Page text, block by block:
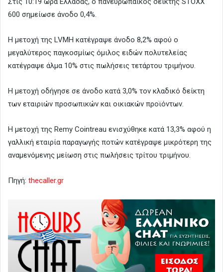
600 σημείωσε άνοδο 0,4%.
Η μετοχή της LVMH κατέγραψε άνοδο 8,2% αφού ο
μεγαλύτερος παγκοσμίως όμιλος ειδών πολυτελείας
κατέγραψε άλμα 10% στις πωλήσεις τετάρτου τριμήνου.
Η μετοχή οδήγησε σε άνοδο κατά 3,0% τον κλαδικό δείκτη
των εταιριών προσωπικών και οικιακών προϊόντων.
Η μετοχή της Remy Cointreau ενισχύθηκε κατά 13,3% αφού η
γαλλική εταιρία παραγωγής ποτών κατέγραψε μικρότερη της
αναμενόμενης μείωση στις πωλήσεις τρίτου τριμήνου.
Πηγή: thecaller.gr